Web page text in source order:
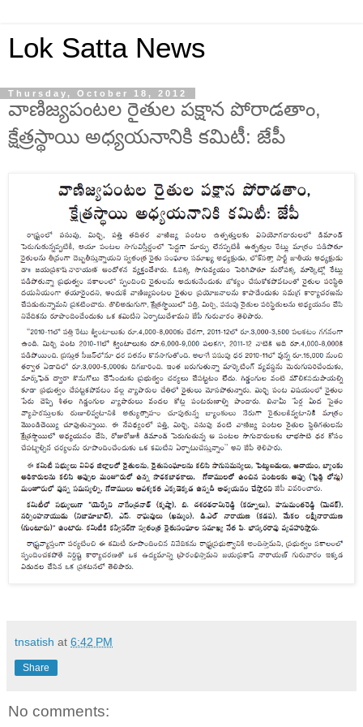
Lok Satta News
Thursday, October 18, 2012
వాణిజ్యపంటల రైతుల పక్షాన పోరాడతాం,
క్షేత్రస్థాయి అధ్యయనానికి కమిటీ: జేపీ
tnsatish at 6:42 PM
Share
No comments: